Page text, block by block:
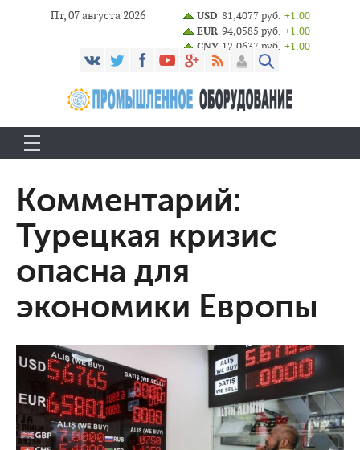
Пт, 07 августа 2026 USD 81,4077 руб. +1.00
EUR 94,0585 руб. +1.00
CNY 12,0637 руб. +1.00
Комментарий:
Турецкая кризис
опасна для
экономики Европы